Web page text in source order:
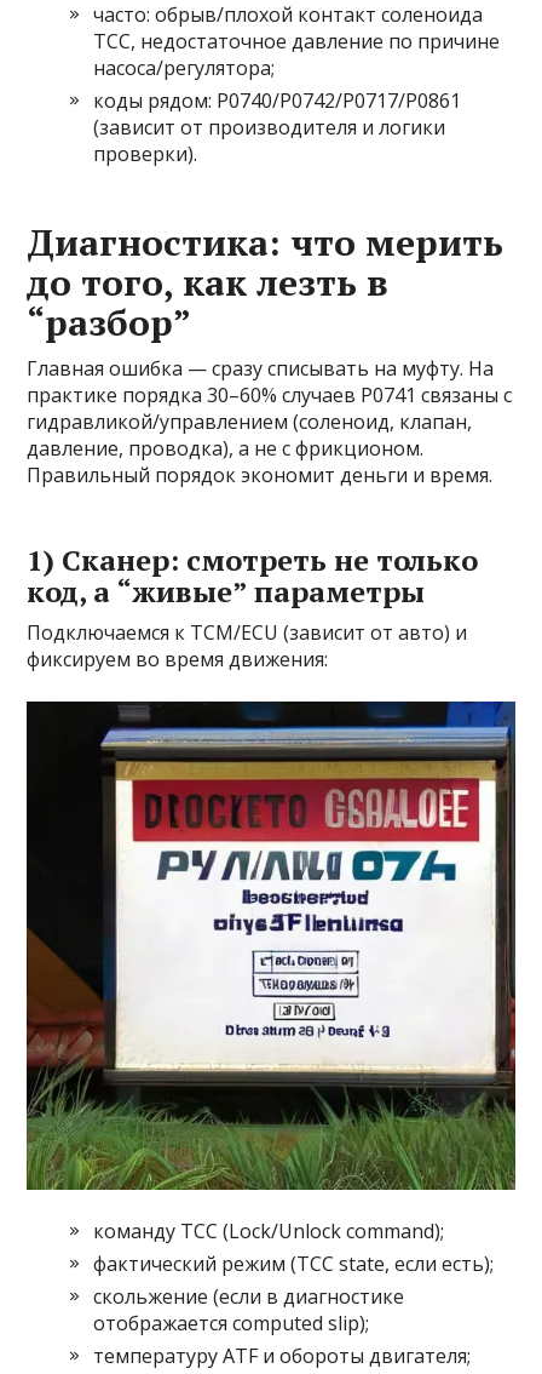
часто: обрыв/плохой контакт соленоида
TCC, недостаточное давление по причине
насоса/регулятора;
коды рядом: P0740/P0742/P0717/P0861
(зависит от производителя и логики
проверки).
Диагностика: что мерить
до того, как лезть в
“разбор”
Главная ошибка — сразу списывать на муфту. На
практике порядка 30–60% случаев P0741 связаны с
гидравликой/управлением (соленоид, клапан,
давление, проводка), а не с фрикционом.
Правильный порядок экономит деньги и время.
1) Сканер: смотреть не только
код, а “живые” параметры
Подключаемся к TCM/ECU (зависит от авто) и
фиксируем во время движения:
команду TCC (Lock/Unlock command);
фактический режим (TCC state, если есть);
скольжение (если в диагностике
отображается computed slip);
температуру ATF и обороты двигателя;